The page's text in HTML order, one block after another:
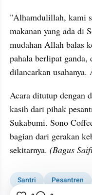
"Alhamdulillah, kami
makanan yang ada di
mudahan Allah balas
pahala berlipat ganda,
dilancarkan
Acara ditutup dengan
kasih dari pihak
Sukabumi. Sono
bagian dari gerakan
sekitarnya. (Bagus
Santri Pesantren